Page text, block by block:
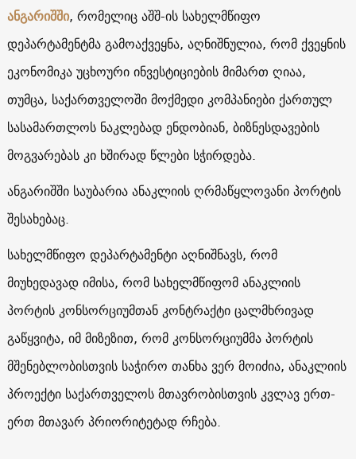
ანგარიშში, რომელიც აშშ-ის სახელმწიფო
დეპარტამენტმა გამოაქვეყნა, აღნიშნულია, რომ ქვეყნის
ეკონომიკა უცხოური ინვესტიციების მიმართ ღიაა,
თუმცა, საქართველოში მოქმედი კომპანიები ქართულ
სასამართლოს ნაკლებად ენდობიან, ბიზნესდავების
მოგვარებას კი ხშირად წლები სჭირდება.
ანგარიშში საუბარია ანაკლიის ღრმაწყლოვანი პორტის
შესახებაც.
სახელმწიფო დეპარტამენტი აღნიშნავს, რომ
მიუხედავად იმისა, რომ სახელმწიფომ ანაკლიის
პორტის კონსორციუმთან კონტრაქტი ცალმხრივად
გაწყვიტა, იმ მიზეზით, რომ კონსორციუმმა პორტის
მშენებლობისთვის საჭირო თანხა ვერ მოიძია, ანაკლიის
პროექტი საქართველოს მთავრობისთვის კვლავ ერთ-
ერთ მთავარ პრიორიტეტად რჩება.